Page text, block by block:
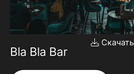
Скачать
Bla Bla Bar